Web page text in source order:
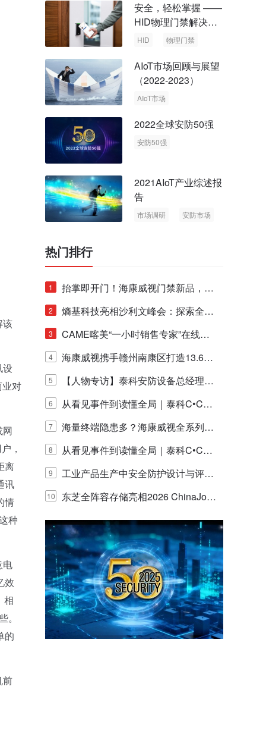
该
对
，
离
讯
情
种
电
效
相
的
前
安全，轻松掌握 ——
HID物理门禁解决方
案，启动智慧安全新
HID 物理门禁
AIoT市场回顾与展望
（2022-2023）
AIoT市场
2022全球安防50强
安防50强
2021AIoT产业综述报
告
市场调研
安防市场
热门排行
1
抬掌即开门！海康威视门禁新品，不
止认人脸，更认"掌"中静脉！
2
熵基科技亮相沙利文峰会：探索全栈
脑机技术商业化生态新路径
3
CAME喀美“一小时销售专家”在线赋
能培训正式启动！
4
海康威视携手赣州南康区打造13.6公
里绿波网
5
【人物专访】泰科安防设备总经理张
宁解码安防出海新范式
6
从看见事件到读懂全局｜泰科C•CUR
E IQ 3.20开启安防运营智能新时代
7
海量终端隐患多？海康威视全系列物
联安全产品，四层守护更放心！
8
从看见事件到读懂全局｜泰科C•CUR
E IQ 3.20开启安防运营智能新时代
9
工业产品生产中安全防护设计与评估
的实践与探讨
10
东芝全阵容存储亮相2026 ChinaJo
y，以海量数据底座赋能“与AI同游”新
体验